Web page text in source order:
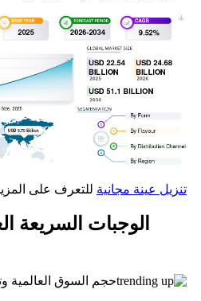
تنزيل عينة مجانيةللتعرف على المزيد
الوجبات السريعة
حجم السوق العالمية